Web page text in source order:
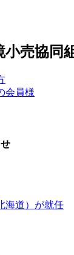
海道）が就任